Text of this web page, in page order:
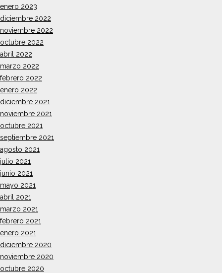
enero 2023
diciembre 2022
noviembre 2022
octubre 2022
abril 2022
marzo 2022
febrero 2022
enero 2022
diciembre 2021
noviembre 2021
octubre 2021
septiembre 2021
agosto 2021
julio 2021
junio 2021
mayo 2021
abril 2021
marzo 2021
febrero 2021
enero 2021
diciembre 2020
noviembre 2020
octubre 2020